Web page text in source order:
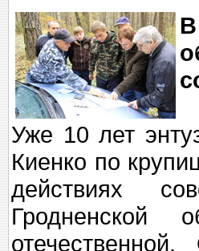
Уже 10 лет
Киенко по
действиях